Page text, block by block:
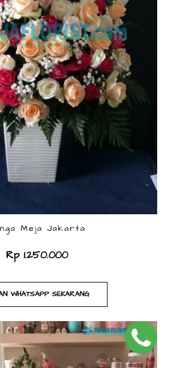
Meja Jakarta
Rp 1.250.000
WHATSAPP SEKARANG